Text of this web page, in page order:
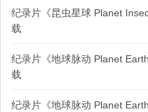
纪录片《昆虫星球 Planet
载
纪录片《地球脉动 Planet
载
纪录片《地球脉动 Planet